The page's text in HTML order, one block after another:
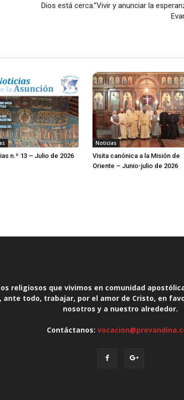
Dios está cerca.”Vivir y anunciar la
n.º 13 – Julio de 2026
Noticias
Visita canónica a la Misión de
Oriente – Junio-julio de 2026
religiosos que vivimos en comunidad
ante todo, trabajar, por el amor de Cristo, en
nosotros y a nuestro alrededor.
Contáctanos: